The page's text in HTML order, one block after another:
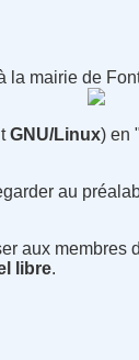
la mairie de
GNU/Linux) en
au
aux membres
libre.